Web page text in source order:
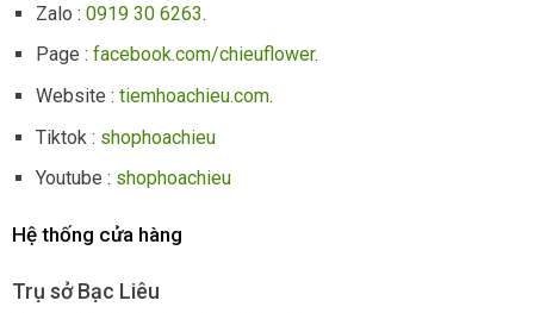
Zalo :0919 30 6263.
Page :facebook.com/chieuflower.
Website :tiemhoachieu.com.
Tiktok : shophoachieu
Youtube : shophoachieu
Hệ thống cửa hàng
Trụ sở Bạc Liêu